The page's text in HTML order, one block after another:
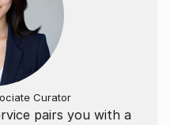
che ci circonda, di
è.
occhi".
pairs you with a
Curator